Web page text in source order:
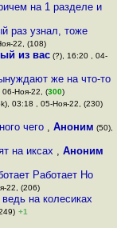
на 1 разделе и
раз узнал, тоже
22, (108)
из вас(?), 16:20 , 04-
же на что-то
06-Ноя-22, (300)
03:18 , 05-Ноя-22, (230)
чего ,Аноним (50),
на иксах , Аноним
Работает Но
22, (206)
на колесиках
+1